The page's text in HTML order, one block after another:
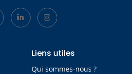
Liens utiles
Qui sommes-nous ?